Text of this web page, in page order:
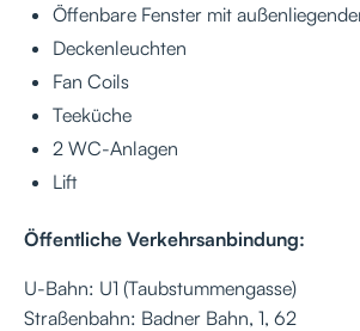
Öffenbare Fenster mit
Deckenleuchten
Fan Coils
Teeküche
2 WC-Anlagen
Lift
Öffentliche Verkehrsanbindung:
U-Bahn: U1 (Taubstummengasse)
Straßenbahn: Badner Bahn, 1, 62